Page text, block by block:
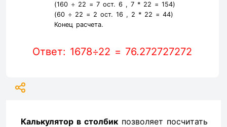
(160 ÷ 22 = 7ост. 6 , 7* 22 = 154)
(60 ÷ 22 = 2 ост. 16 , 2 * 22 = 44)
Конец расчета.
Ответ: 1678÷22 = 76.272727272
Калькулятор в столбик позволяет посчитать